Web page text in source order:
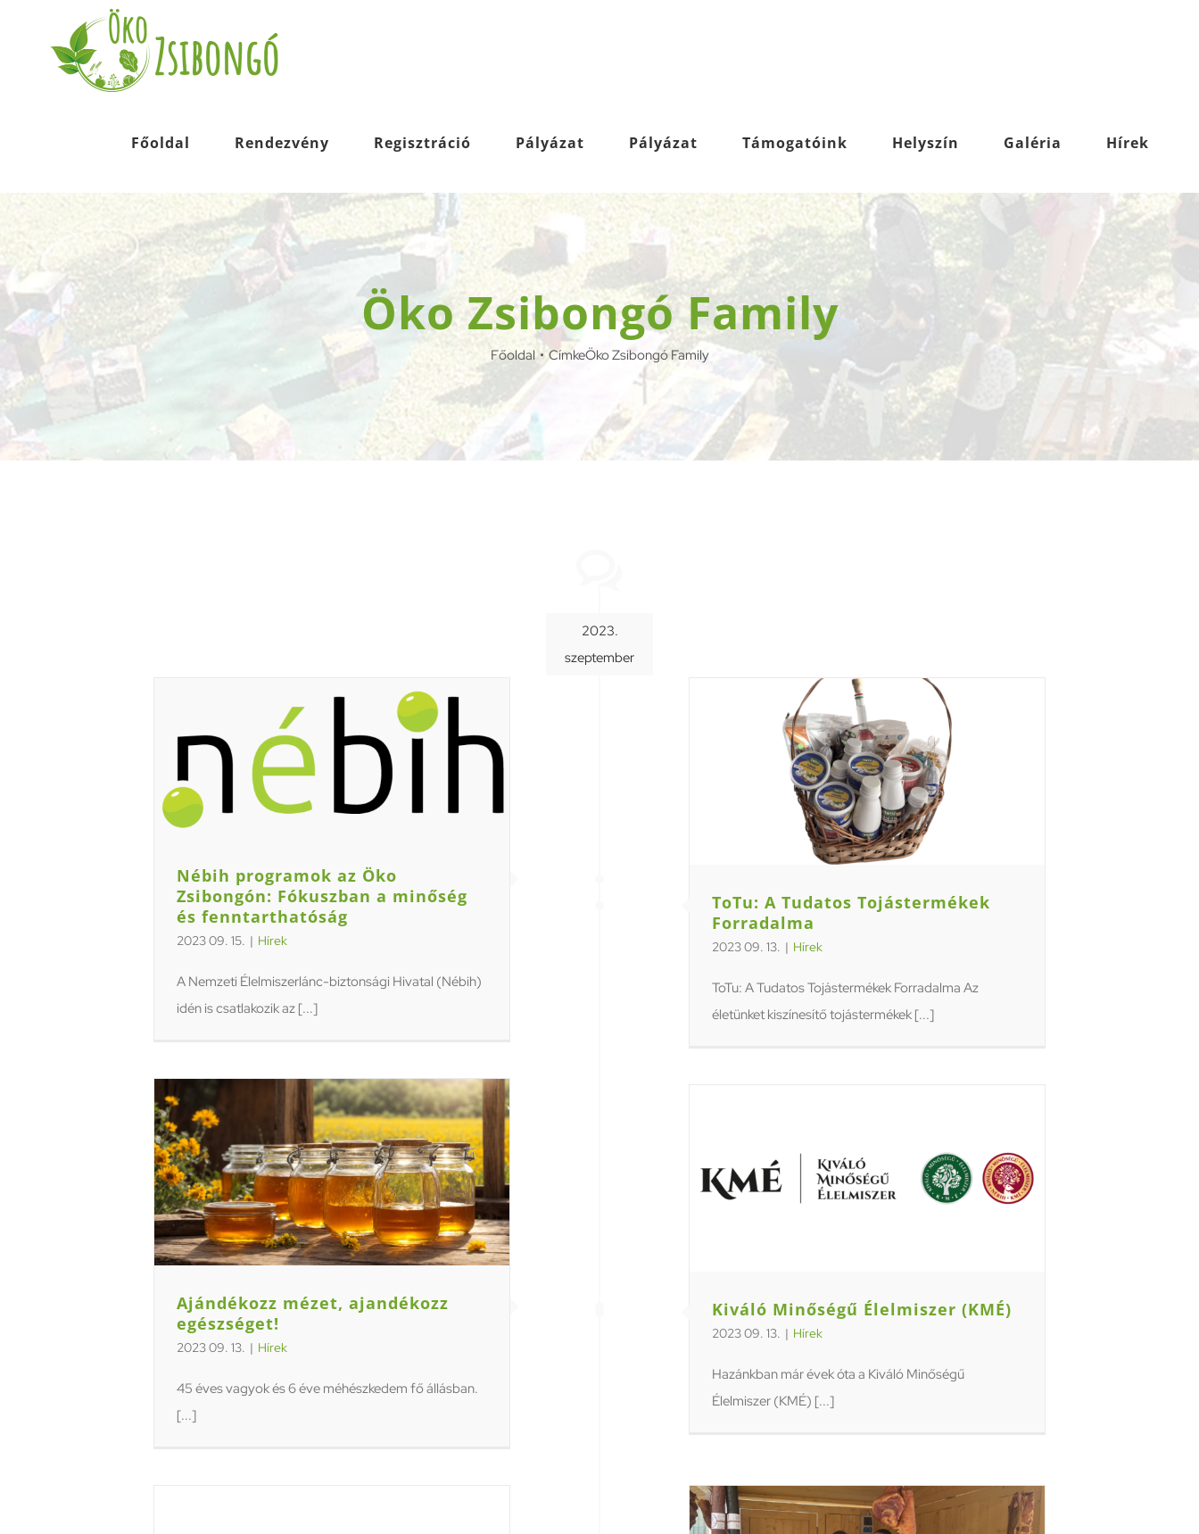
Főoldal Rendezvény Regisztráció Pályázat Pályázat Támogatóink Helyszín Galéria Hírek
Öko Zsibongó Family
Főoldal CímkeÖko Zsibongó Family
2023.
szeptember
Nébih programok az Öko
Zsibongón: Fókuszban a minőség
és fenntarthatóság
2023 09. 15. | Hírek
A Nemzeti Élelmiszerlánc-biztonsági Hivatal (Nébih)
idén is csatlakozik az [...]
ToTu: A Tudatos Tojástermékek
Forradalma
2023 09. 13. | Hírek
ToTu: A Tudatos Tojástermékek Forradalma Az
életünket kiszínesítő tojástermékek [...]
Ajándékozz mézet, ajandékozz
egészséget!
2023 09. 13. | Hírek
45 éves vagyok és 6 éve méhészkedem fő állásban.
[...]
Kiváló Minőségű Élelmiszer (KMÉ)
2023 09. 13. | Hírek
Hazánkban már évek óta a Kiváló Minőségű
Élelmiszer (KMÉ) [...]